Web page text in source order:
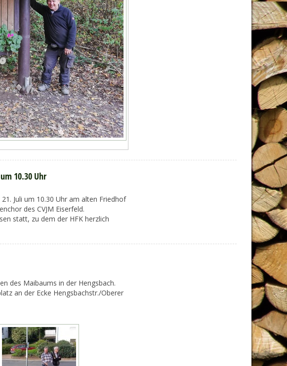
10.30 Uhr
Juli um 10.30 Uhr am alten Friedhof
des CVJM Eiserfeld.
statt, zu dem der HFK herzlich
des Maibaums in der Hengsbach.
an der Ecke Hengsbachstr./Oberer